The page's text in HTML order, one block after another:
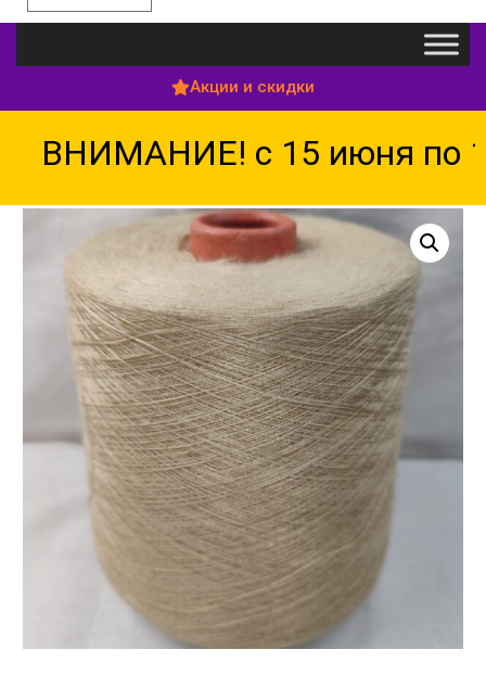
Акции и скидки
ВНИМАНИЕ! с 15 июня по